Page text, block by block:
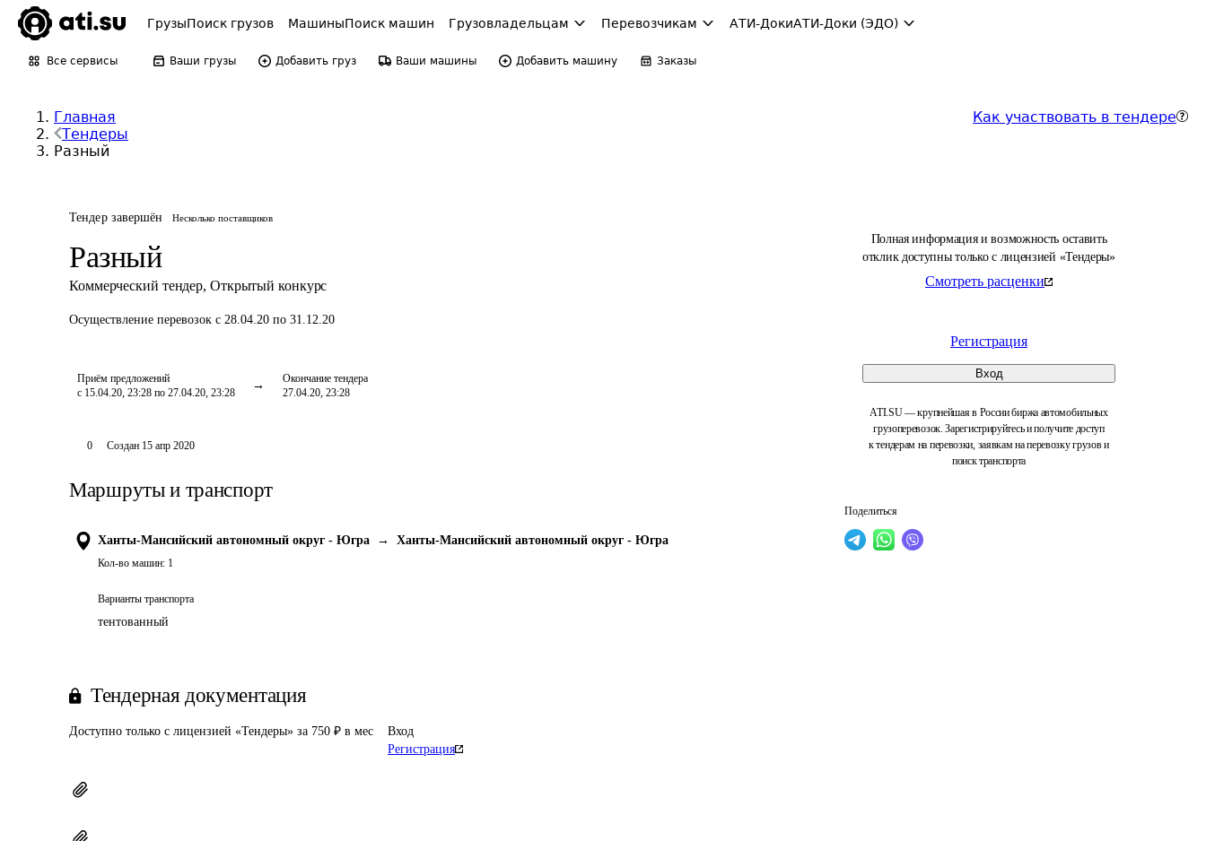
ГрузыПоиск грузов МашиныПоиск машин Грузовладельцам Перевозчикам АТИ-ДокиАТИ-Доки (ЭДО)
Все сервисы Ваши грузы Добавить груз Ваши машины Добавить машину Заказы
Главная
Тендеры
Разный
Как участвовать в тендере
Тендер завершён Несколько поставщиков
Разный
Коммерческий тендер, Открытый конкурс
Осуществление перевозок с 28.04.20 по 31.12.20
Приём предложений
с 15.04.20, 23:28 по 27.04.20, 23:28
Окончание тендера
27.04.20, 23:28
Полная информация и возможность оставить
отклик доступны только с лицензией «Тендеры»
Смотреть расценки
Регистрация
Вход
ATI.SU — крупнейшая в России биржа автомобильных
грузоперевозок. Зарегистрируйтесь и получите доступ
к тендерам на перевозки, заявкам на перевозку грузов и
поиск транспорта
Поделиться
0 Создан 15 апр 2020
Маршруты и транспорт
Ханты-Мансийский автономный округ - Югра → Ханты-Мансийский автономный округ - Югра
Кол-во машин: 1
Варианты транспорта
тентованный
Тендерная документация
Доступно только с лицензией «Тендеры» за 750 ₽ в мес
Вход
Регистрация